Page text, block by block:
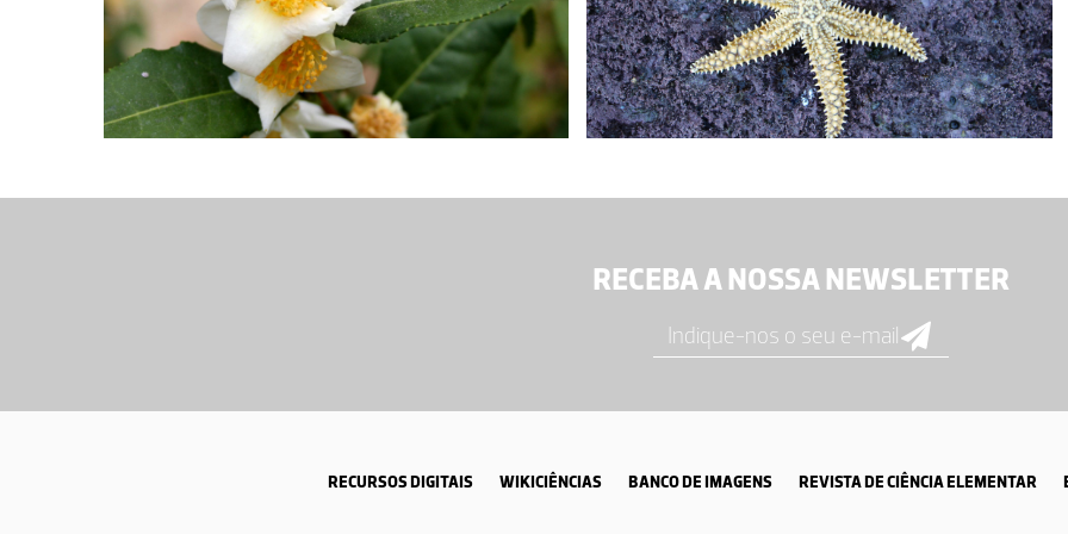
RECEBA A NOSSA NEWSLETTER
RECURSOS DIGITAIS WIKICIÊNCIAS BANCO DE IMAGENS REVISTA DE CIÊNCIA ELEMENTAR